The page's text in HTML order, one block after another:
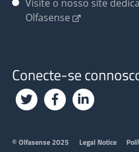
Visite o nosso site
Olfasense
Conecte-se
Footer
© Olfasense 2025 Legal Notice